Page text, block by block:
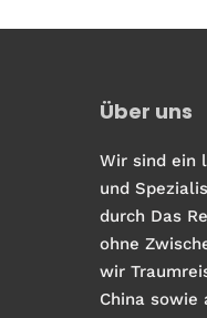
Über uns
Wir sind ein
und
durch Das
ohne
wir
China sowie